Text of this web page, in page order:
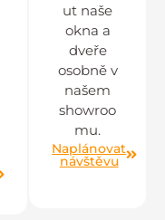
ut naše
okna a
dveře
osobně v
našem
showroo
mu.
Naplánovat
návštěvu